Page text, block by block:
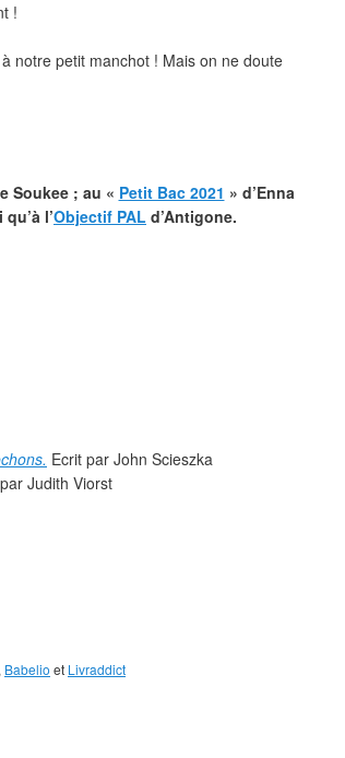
!
notre petit manchot ! Mais on ne doute
Soukee ; au « Petit Bac 2021 » d’Enna
l’Objectif PAL d’Antigone.
Ecrit par John Scieszka
Judith Viorst
Babelio et Livraddict